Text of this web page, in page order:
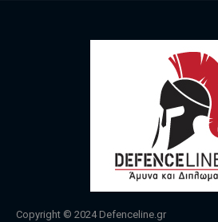
Copyright © 2024 Defenceline.gr All